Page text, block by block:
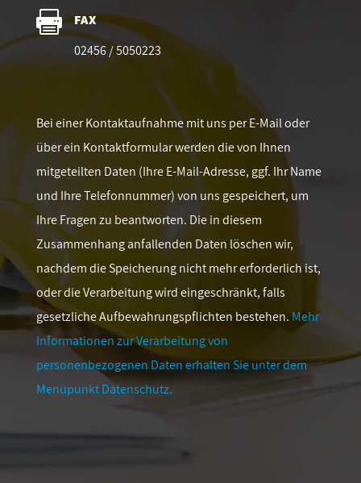

FAX
02456 / 5050223
Bei einer Kontaktaufnahme mit uns per E-Mail oder
über ein Kontaktformular werden die von Ihnen
mitgeteilten Daten (Ihre E-Mail-Adresse, ggf. Ihr Name
und Ihre Telefonnummer) von uns gespeichert, um
Ihre Fragen zu beantworten. Die in diesem
Zusammenhang anfallenden Daten löschen wir,
nachdem die Speicherung nicht mehr erforderlich ist,
oder die Verarbeitung wird eingeschränkt, falls
gesetzliche Aufbewahrungspflichten bestehen. Mehr
Informationen zur Verarbeitung von
personenbezogenen Daten erhalten Sie unter dem
Menüpunkt Datenschutz.